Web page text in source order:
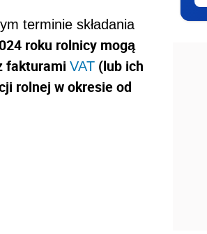
terminie składania
roku rolnicy mogą
fakturami VAT (lub ich
rolnej w okresie od